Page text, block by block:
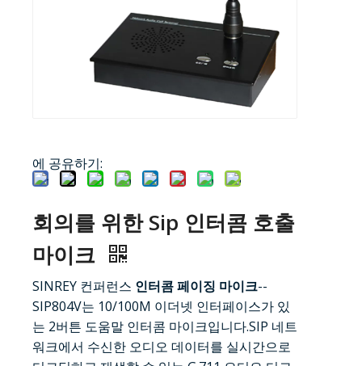
에 공유하기:
회의를 위한 Sip 인터콤 호출
마이크
SINREY 컨퍼런스 인터콤 페이징 마이크--
SIP804V는 10/100M 이더넷 인터페이스가 있
는 2버튼 도움말 인터콤 마이크입니다.SIP 네트
워크에서 수신한 오디오 데이터를 실시간으로